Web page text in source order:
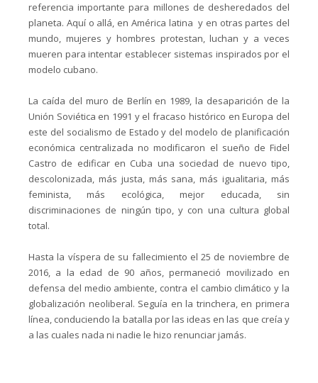
referencia importante para millones de desheredados del
planeta. Aquí o allá, en América latina y en otras partes del
mundo, mujeres y hombres protestan, luchan y a veces
mueren para intentar establecer sistemas inspirados por el
modelo cubano.
La caída del muro de Berlín en 1989, la desaparición de la
Unión Soviética en 1991 y el fracaso histórico en Europa del
este del socialismo de Estado y del modelo de planificación
económica centralizada no modificaron el sueño de Fidel
Castro de edificar en Cuba una sociedad de nuevo tipo,
descolonizada, más justa, más sana, más igualitaria, más
feminista, más ecológica, mejor educada, sin
discriminaciones de ningún tipo, y con una cultura global
total.
Hasta la víspera de su fallecimiento el 25 de noviembre de
2016, a la edad de 90 años, permaneció movilizado en
defensa del medio ambiente, contra el cambio climático y la
globalización neoliberal. Seguía en la trinchera, en primera
línea, conduciendo la batalla por las ideas en las que creía y
a las cuales nada ni nadie le hizo renunciar jamás.